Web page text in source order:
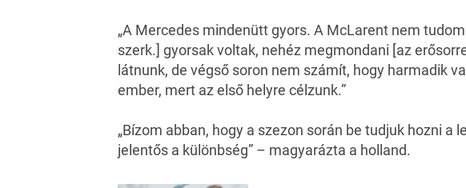
„A Mercedes mindenütt gyors. A McLarent nem
szerk.] gyorsak voltak, nehéz megmondani [az
látnunk, de végső soron nem számít, hogy harmadik
ember, mert az első helyre célzunk.”
„Bízom abban, hogy a szezon során be tudjuk hozni a
jelentős a különbség” – magyarázta a holland.